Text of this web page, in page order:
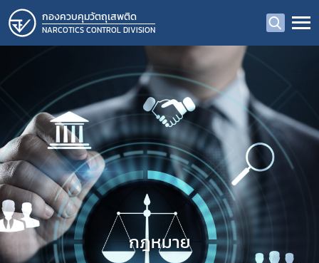
กองควบคุมวัตถุเสพติด
NARCOTICS CONTROL DIVISION
กฎหมาย